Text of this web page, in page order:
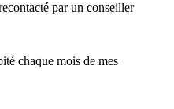
par un conseiller
chaque mois de mes